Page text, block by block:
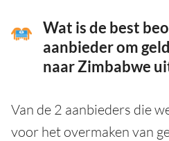
Wat is de best
aanbieder om
naar Zimbabwe
Van de 2 aanbieders die
voor het overmaken van